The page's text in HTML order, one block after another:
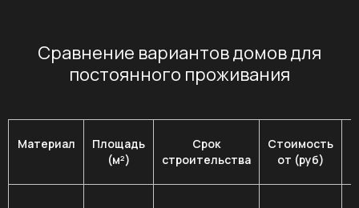
Сравнение вариантов домов для
постоянного проживания
Материал
Площадь
(м²)
Срок
строительства
Стоимость
от (руб)
Проверенные временем
стройматериалы
Используются качественные материалы